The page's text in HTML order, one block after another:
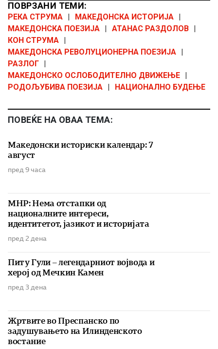
ПОВРЗАНИ ТЕМИ:
РЕКА СТРУМА | МАКЕДОНСКА ИСТОРИЈА |
МАКЕДОНСКА ПОЕЗИЈА | АТАНАС РАЗДОЛОВ |
КОН СТРУМА |
МАКЕДОНСКА РЕВОЛУЦИОНЕРНА ПОЕЗИЈА |
РАЗЛОГ |
МАКЕДОНСКО ОСЛОБОДИТЕЛНО ДВИЖЕЊЕ |
РОДОЉУБИВА ПОЕЗИЈА | НАЦИОНАЛНО БУДЕЊЕ
ПОВЕЌЕ НА ОВАА ТЕМА:
Македонски историски календар: 7
август
пред 9 часа
МНР: Нема отстапки од
националните интереси,
идентитетот, јазикот и историјата
пред 2 дена
Питу Гули – легендарниот војвода и
херој од Мечкин Камен
пред 3 дена
Жртвите во Преспанско по
задушувањето на Илинденското
востание